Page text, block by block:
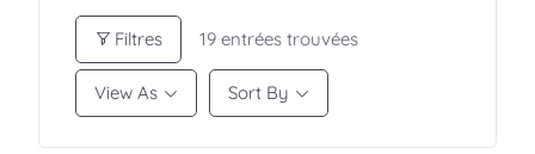
Filtres 19 entrées trouvées
View As Sort By